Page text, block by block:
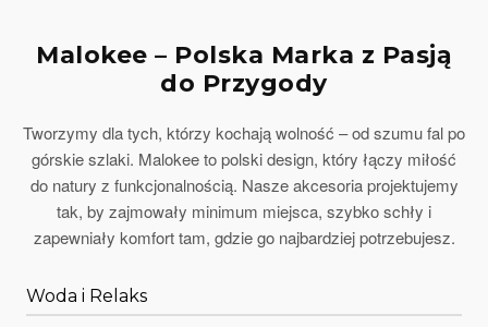
Malokee – Polska Marka z Pasją
do Przygody
Tworzymy dla tych, którzy kochają wolność – od szumu fal po
górskie szlaki. Malokee to polski design, który łączy miłość
do natury z funkcjonalnością. Nasze akcesoria projektujemy
tak, by zajmowały minimum miejsca, szybko schły i
zapewniały komfort tam, gdzie go najbardziej potrzebujesz.
Woda i Relaks